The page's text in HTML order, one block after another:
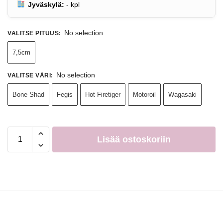
Jyväskylä: - kpl
VALITSE PITUUS: No selection
7,5cm
VALITSE VÄRI: No selection
Bone Shad Fegis Hot Firetiger Motoroil Wagasaki
Lisää ostoskoriin